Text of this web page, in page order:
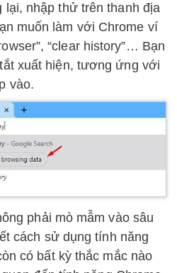
lại, nhập thử trên thanh địa
muốn làm với Chrome ví
“clear history”… Bạn
xuất hiện, tương ứng với
vào.
phải mò mẫm vào sâu
cách sử dụng tính năng
có bất kỳ thắc mắc nào